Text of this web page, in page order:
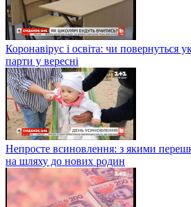
Коронавірус і освіта: чи повернуться
парти у вересні
Непросте всиновлення: з якими
на шляху до нових родин